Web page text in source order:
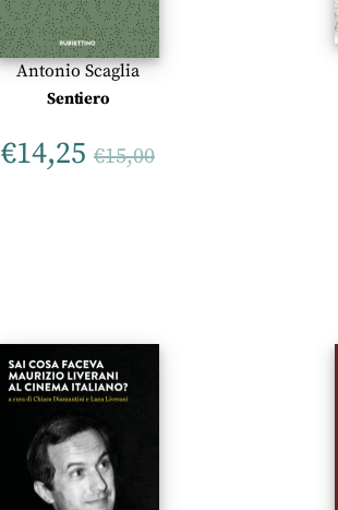
Antonio Scaglia
Sentiero
€14,25 €15,00